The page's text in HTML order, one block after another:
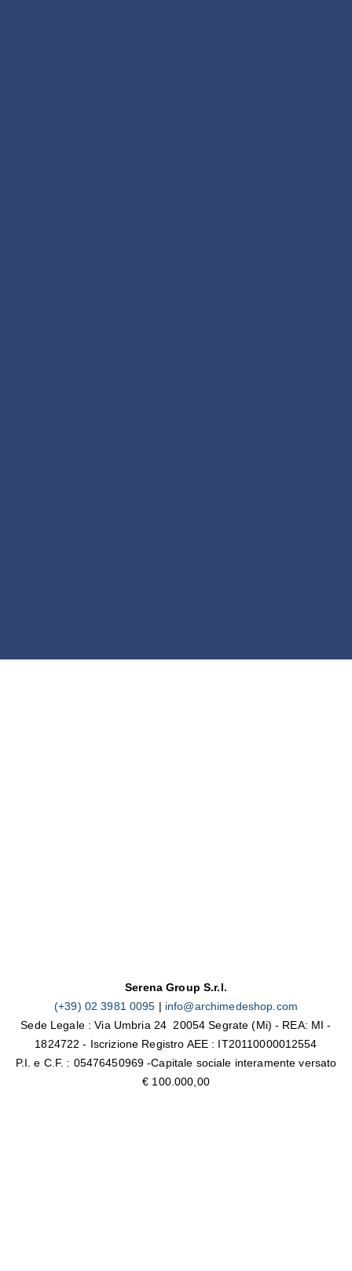
Serena Group S.r.l.
(+39) 02 3981 0095 | info@archimedeshop.com
Sede Legale : Via Umbria 24 20054 Segrate (Mi) - REA: MI -
1824722 - Iscrizione Registro AEE : IT20110000012554
P.I. e C.F. : 05476450969 -Capitale sociale interamente versato
€ 100.000,00